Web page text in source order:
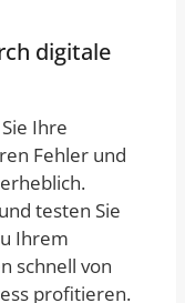
digitale
Ihre
Fehler und
testen Sie
Ihrem
schnell von
profitieren.